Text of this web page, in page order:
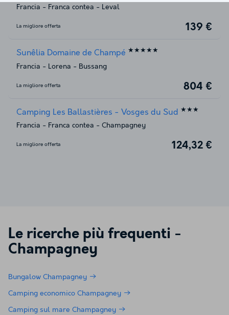
Francia - Franca contea - Leval
La migliore offerta 139 €
Sunêlia Domaine de Champé ★★★★★
Francia - Lorena - Bussang
La migliore offerta 804 €
Camping Les Ballastières - Vosges du Sud ★★★
Francia - Franca contea - Champagney
La migliore offerta 124,32 €
Le ricerche più frequenti -
Champagney
Bungalow Champagney
Camping economico Champagney
Camping sul mare Champagney